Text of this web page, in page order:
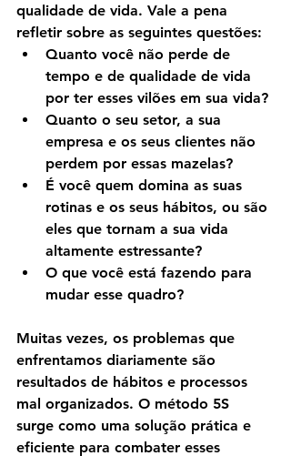
qualidade de vida. Vale a pena
refletir sobre as seguintes questões:
Quanto você não perde de
tempo e de qualidade de vida
por ter esses vilões em sua vida?
Quanto o seu setor, a sua
empresa e os seus clientes não
perdem por essas mazelas?
É você quem domina as suas
rotinas e os seus hábitos, ou são
eles que tornam a sua vida
altamente estressante?
O que você está fazendo para
mudar esse quadro?
Muitas vezes, os problemas que
enfrentamos diariamente são
resultados de hábitos e processos
mal organizados. O método 5S
surge como uma solução prática e
eficiente para combater esses